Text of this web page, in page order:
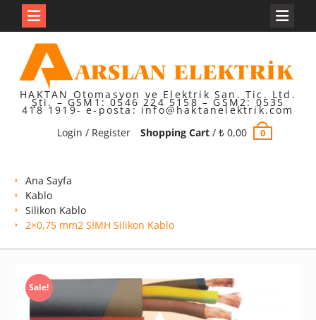
content
HAKTAN Otomasyon ve Elektrik San. Tic. Ltd.
Şti. – GSM1: 0546 224 5158 – GSM2: 0535
418 1919- e-posta: info@haktanelektrik.com
Login / Register
Shopping Cart/ ₺0,00 0
Ana Sayfa
Kablo
Silikon Kablo
2×0,75 mm2 SİMH Silikon Kablo
Sale!